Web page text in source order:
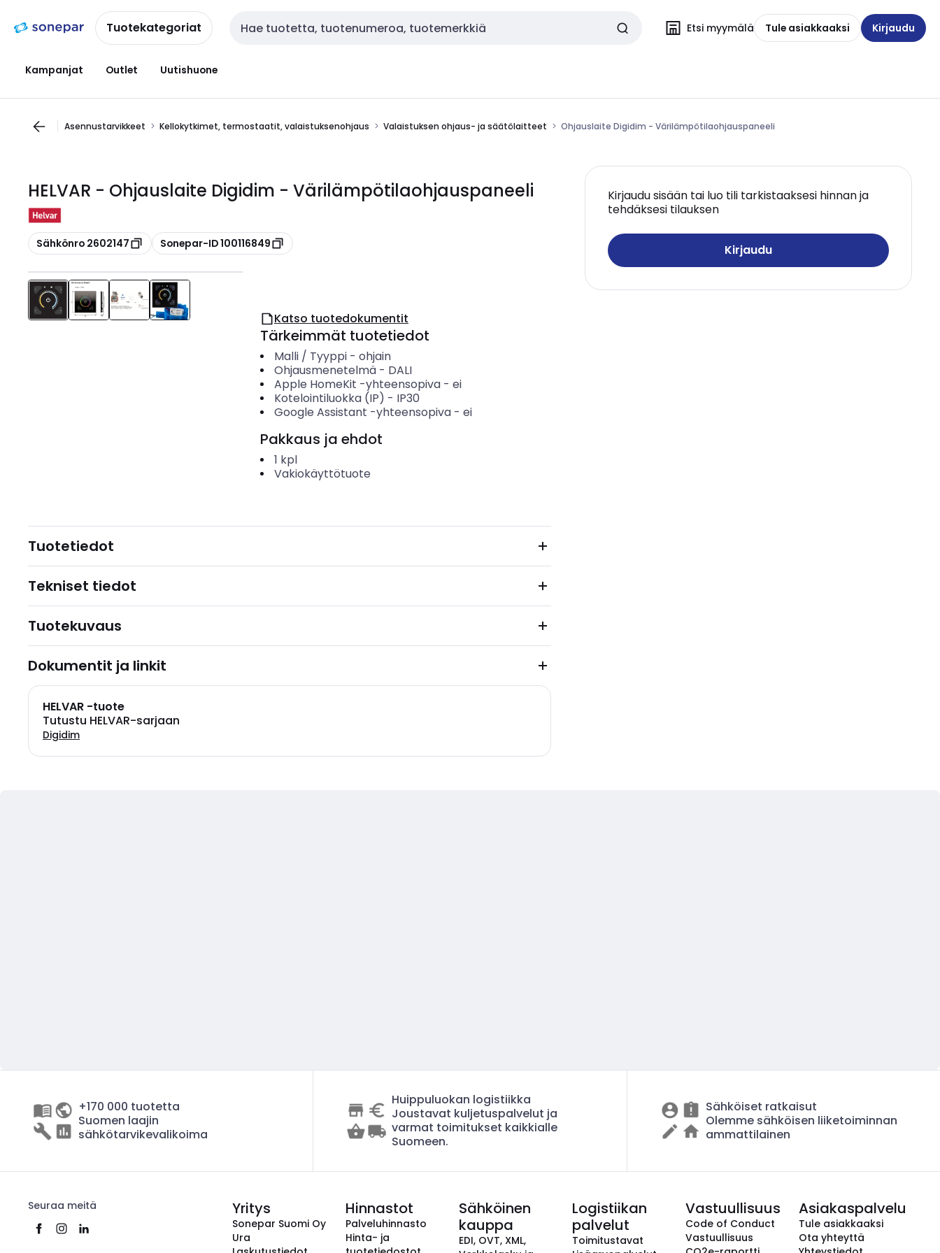
navigointiinsisältöönTuotekategoriat Haku Etsi myymälä Tule asiakkaaksi Kirjaudu
Kampanjat Outlet Uutishuone
Asennustarvikkeet Kellokytkimet, termostaatit, valaistuksenohjaus Valaistuksen ohjaus- ja säätölaitteet Ohjauslaite Digidim - Värilämpötilaohjauspaneeli
HELVAR - Ohjauslaite Digidim - Värilämpötilaohjauspaneeli
Kopioi
Sähkönro 2602147 Kopioi
Sonepar-ID 100116849
Kirjaudu sisään tai luo tili tarkistaaksesi hinnan ja
tehdäksesi tilauksen
Kirjaudu
Katso tuotedokumentit
Tärkeimmät tuotetiedot
Malli / Tyyppi- ohjain
Ohjausmenetelmä- DALI
Apple HomeKit -yhteensopiva- ei
Kotelointiluokka (IP) - IP30
Google Assistant -yhteensopiva- ei
Pakkaus ja ehdot
1 kpl
Vakiokäyttötuote
Tuotetiedot
Tekniset tiedot
Tuotekuvaus
Dokumentit ja linkit
HELVAR -tuote
Tutustu HELVAR-sarjaan
Digidim
+170 000 tuotetta
Suomen laajin
sähkötarvikevalikoima
Huippuluokan logistiikka
Joustavat kuljetuspalvelut ja
varmat toimitukset kaikkialle
Suomeen.
Sähköiset ratkaisut
Olemme sähköisen liiketoiminnan
ammattilainen
Seuraa meitä Yritys
Sonepar Suomi Oy
Ura
Hinnastot
Palveluhinnasto
Hinta- ja
Sähköinen
kauppa
EDI, OVT, XML,
Logistiikan
palvelut
Toimitustavat
Vastuullisuus
Code of Conduct
Vastuullisuus
Asiakaspalvelu
Tule asiakkaaksi
Ota yhteyttä